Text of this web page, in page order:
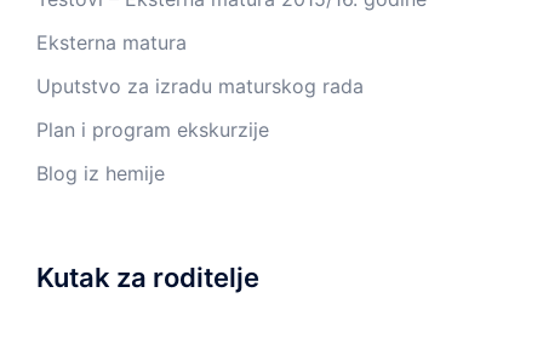
Eksterna matura
Uputstvo za izradu maturskog rada
Plan i program ekskurzije
Blog iz hemije
Kutak za roditelje